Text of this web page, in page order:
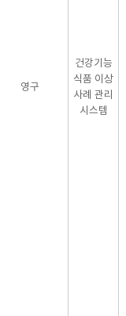
영구
건강기능
식품 이상
사례 관리
시스템